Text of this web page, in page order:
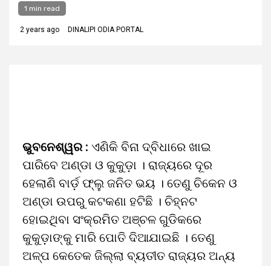
1 min read
2 years ago DINALIPI ODIA PORTAL
ଭୁବନେଶ୍ୱର : ଏଣିକି ବିନା ଦ୍ବିଧାରେ ଖାଇ
ପାରିବେ ଅଣ୍ଡା ଓ କୁକୁଡ଼ା । ରାଜ୍ୟରେ ଦୂର
ହେଲାଣି ବାର୍ଡ଼ ଫ୍ଲୁ ଜନିତ ଭୟ । ତେଣୁ ଚିକେନ ଓ
ଅଣ୍ଡା ଉପରୁ କଟକଣା ହଟିଛି । ଚିହ୍ନଟ
ହୋଇଥିବା ସଂକ୍ରମିତ ଅଞ୍ଚଳ ଗୁଡିକରେ
କୁକୁଡ଼ାଙ୍କୁ ମାରି ପୋତି ଦିଆଯାଇଛି । ତେଣୁ
ଅଳ୍ପ କେତେକ ଜିଲ୍ଲା ବ୍ୟତୀତ ରାଜ୍ୟର ଅନ୍ୟ